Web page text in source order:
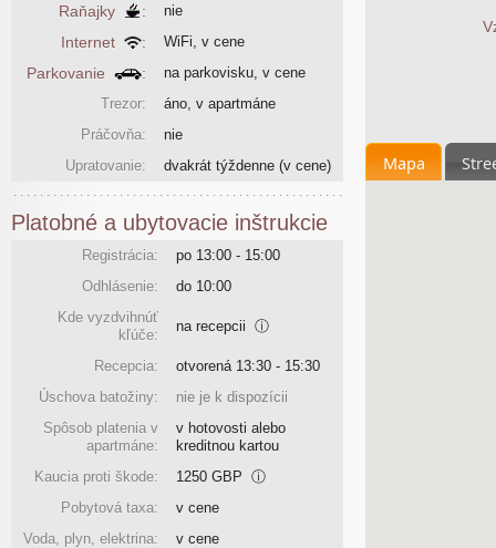
Mapa
Raňajky : nie
Internet : WiFi, v cene
Parkovanie :
na parkovisku, v cene
Trezor:
áno, v apartmáne
Práčovňa:
nie
Upratovanie:
dvakrát týždenne (v cene)
Platobné a ubytovacie inštrukcie
Registrácia:
po 13:00 - 15:00
Odhlásenie:
do 10:00
Kde vyzdvihnúť
kľúče:
na recepcii ⓘ
Recepcia:
otvorená 13:30 - 15:30
Úschova batožiny:
nie je k dispozícii
Spôsob platenia v
apartmáne:
v hotovosti alebo
kreditnou kartou
Kaucia proti škode:
1250 GBP ⓘ
Pobytová taxa:
v cene
Voda, plyn, elektrina:
v cene